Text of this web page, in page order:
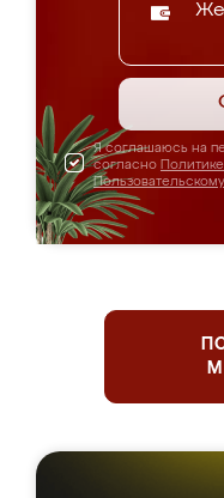
Я соглашаюсь на
согласно